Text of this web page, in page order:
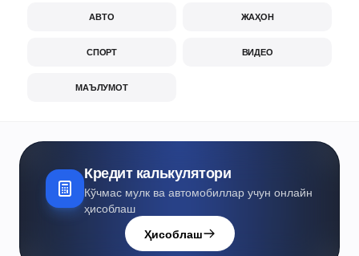
АВТО ЖАҲОН
СПОРТ ВИДЕО
МАЪЛУМОТ
Кредит калькулятори
Кўчмас мулк ва автомобиллар учун онлайн
ҳисоблаш
Ҳисоблаш